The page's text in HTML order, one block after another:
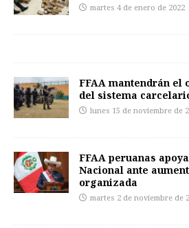
martes 4 de enero de 2022
FFAA mantendrán el
del sistema
lunes 15 de noviembre de
FFAA peruanas
Nacional ante
organizada
martes 2 de noviembre de